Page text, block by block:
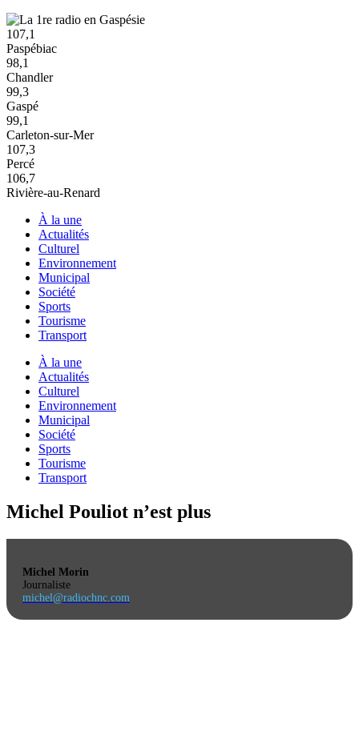
107,1
Paspébiac
98,1
Chandler
99,3
Gaspé
99,1
Carleton-sur-Mer
107,3
Percé
106,7
Rivière-au-Renard
À la une
Actualités
Culturel
Environnement
Municipal
Société
Sports
Tourisme
Transport
À la une
Actualités
Culturel
Environnement
Municipal
Société
Sports
Tourisme
Transport
Michel Pouliot n’est plus
Michel Morin
Journaliste
michel@radiochnc.com